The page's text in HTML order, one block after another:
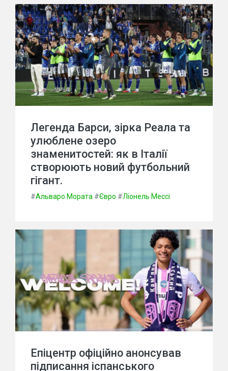
Легенда Барси, зірка Реала та
улюблене озеро
знаменитостей: як в Італії
створюють новий футбольний
гігант.
#Альваро Мората #Євро #Ліонель Мессі
Епіцентр офіційно анонсував
підписання іспанського